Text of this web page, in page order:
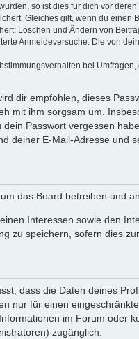
so ist dies für dich vor deren
Gleiches gilt, wenn du einen
Löschen und Ändern von
Anmeldeversuche. Die von
bei
dir empfohlen, dieses
mit ihm sorgsam um.
Passwort vergessen
deiner E-Mail-Adresse und
das Board betreiben und
Interessen sowie den
zu speichern, sofern dies
dass die Daten deines
nur für einen
im Forum oder
zugänglich.